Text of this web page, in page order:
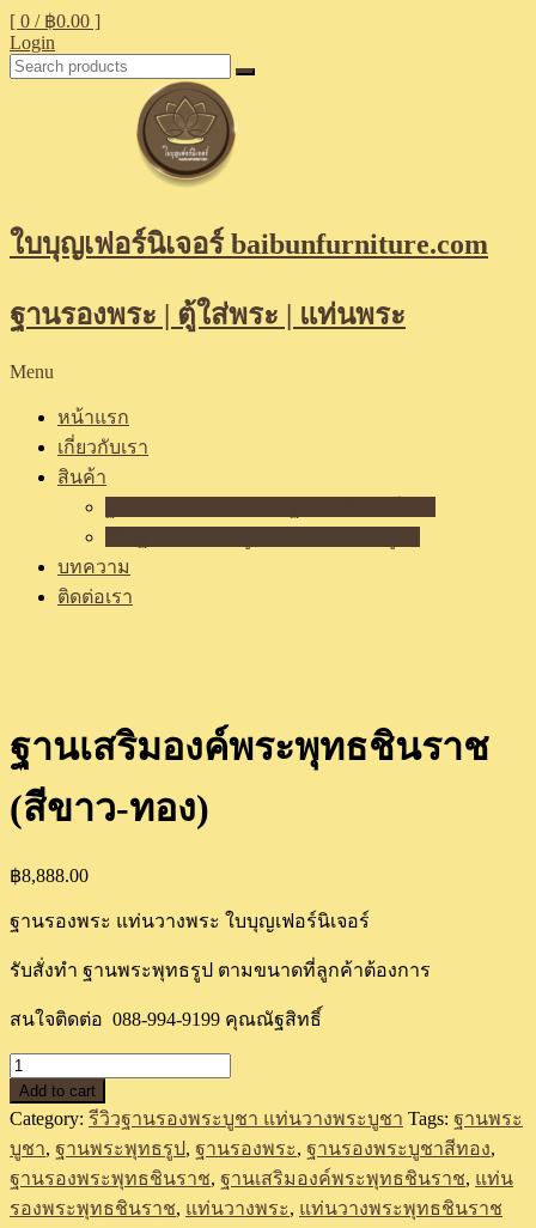
[ 0 / ฿0.00 ]
Login
ใบบุญเฟอร์นิเจอร์ baibunfurniture.com
ฐานรองพระ | ตู้ใส่พระ | แท่นพระ
Menu
หน้าแรก
เกี่ยวกับเรา
สินค้า
บทความ
ติดต่อเรา
ฐานเสริมองค์พระพุทธชินราช
(สีขาว-ทอง)
฿8,888.00
ฐานรองพระ แท่นวางพระ ใบบุญเฟอร์นิเจอร์
รับสั่งทำ ฐานพระพุทธรูป ตามขนาดที่ลูกค้าต้องการ
สนใจติดต่อ 088-994-9199 คุณณัฐสิทธิ์
ฐาน
เสริม
องค์
พระพุทธ
ชิน
ราช
Add to cart
Category: รีวิวฐานรองพระบูชา แท่นวางพระบูชา Tags: ฐานพระ
บูชา, ฐานพระพุทธรูป, ฐานรองพระ, ฐานรองพระบูชาสีทอง,
ฐานรองพระพุทธชินราช, ฐานเสริมองค์พระพุทธชินราช, แท่น
รองพระพุทธชินราช, แท่นวางพระ, แท่นวางพระพุทธชินราช